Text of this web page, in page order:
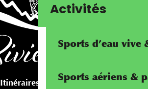
Activités
Sports d’eau vive
Sports aériens &
Itinéraires cyclables